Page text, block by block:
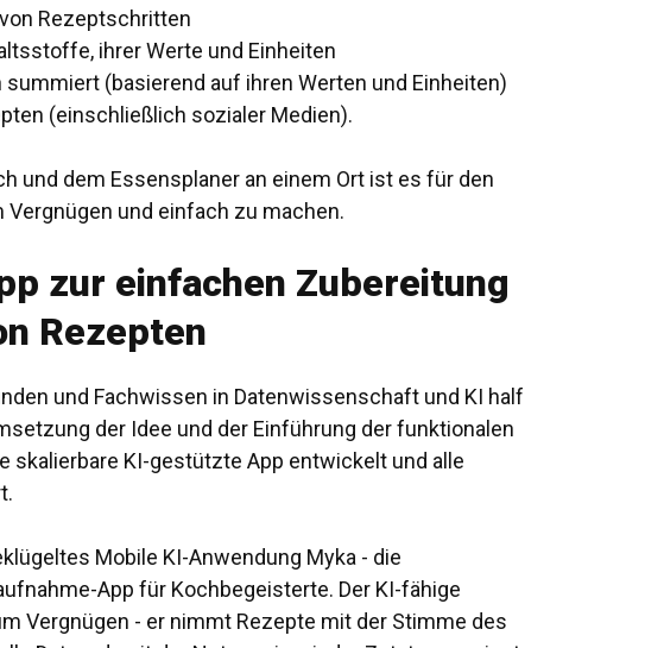
Rezeptschritten
ihrer Werte und Einheiten
(basierend auf ihren Werten und Einheiten)
(einschließlich sozialer Medien).
und dem Essensplaner an einem Ort ist es für den
und einfach zu machen.
zur einfachen Zubereitung
Rezepten
und Fachwissen in Datenwissenschaft und KI half
der Idee und der Einführung der funktionalen
skalierbare KI-gestützte App entwickelt und alle
Mobile KI-Anwendung Myka - die
App für Kochbegeisterte. Der KI-fähige
Vergnügen - er nimmt Rezepte mit der Stimme des